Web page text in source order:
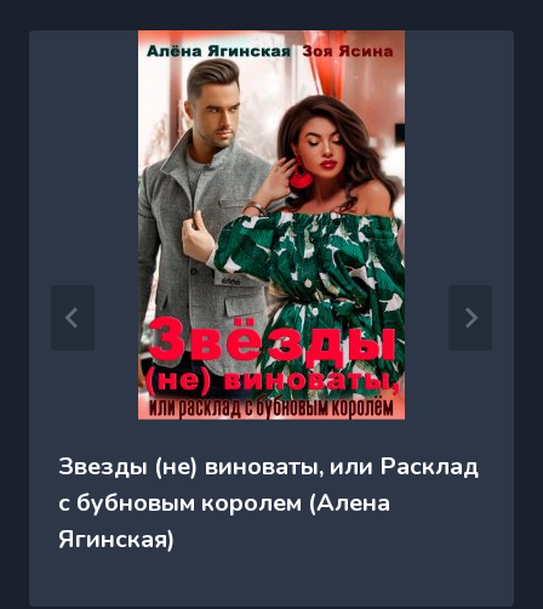
Звезды (не) виноваты, или Расклад
с бубновым королем (Алена
Ягинская)